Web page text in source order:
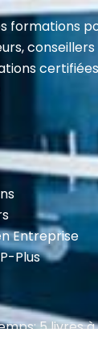
formations
Entreprise
Plus
5 livres